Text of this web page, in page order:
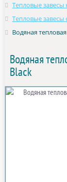
Тепловые завесы
Тепловые
Водяная
Водяная
Black